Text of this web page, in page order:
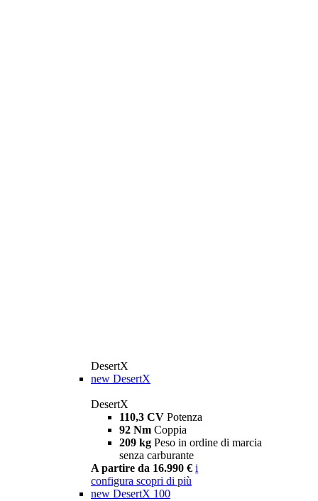
DesertX
new DesertX
DesertX
110,3 CV Potenza
92 Nm Coppia
209 kg Peso in ordine di marcia
senza carburante
A partire da 16.990 € i
configura scopri di più
new DesertX 100